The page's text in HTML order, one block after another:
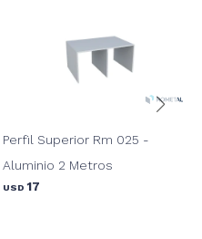
Perfil Superior Rm 025 -
Aluminio 2 Metros
USD 17